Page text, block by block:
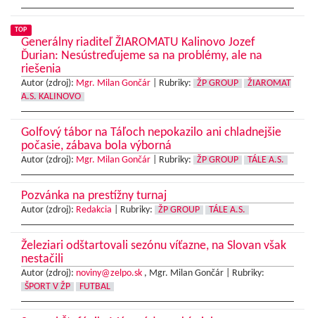
TOP
Generálny riaditeľ ŽIAROMATU Kalinovo Jozef
Ďurian: Nesústreďujeme sa na problémy, ale na
riešenia
Autor (zdroj): Mgr. Milan Gončár Rubriky: ŽP GROUP
ŽIAROMAT
A.S. KALINOVO
Golfový tábor na Táľoch nepokazilo ani chladnejšie
počasie, zábava bola výborná
Autor (zdroj): Mgr. Milan Gončár Rubriky: ŽP GROUP TÁLE A.S.
Pozvánka na prestížny turnaj
Autor (zdroj): Redakcia Rubriky: ŽP GROUP TÁLE A.S.
Železiari odštartovali sezónu víťazne, na Slovan však
nestačili
Autor (zdroj): noviny@zelpo.sk , Mgr. Milan Gončár |
Rubriky:
ŠPORT V ŽP
FUTBAL